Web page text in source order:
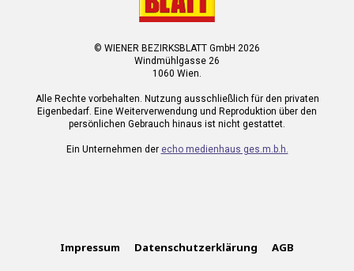
© WIENER BEZIRKSBLATT GmbH 2026
Windmühlgasse 26
1060 Wien.
Alle Rechte vorbehalten. Nutzung ausschließlich für den privaten
Eigenbedarf. Eine Weiterverwendung und Reproduktion über den
persönlichen Gebrauch hinaus ist nicht gestattet.
Ein Unternehmen der echo medienhaus ges.m.b.h.
Impressum Datenschutzerklärung AGB